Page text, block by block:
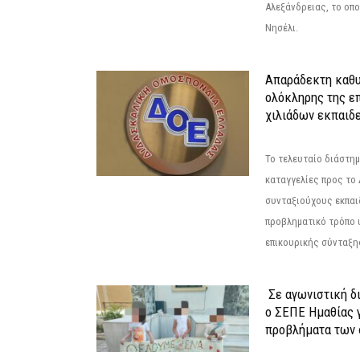
Αλεξάνδρειας, το
Νησέλι.
Απαράδεκτη
ολόκληρης της
χιλιάδων
Το τελευταίο
καταγγελίες προς
συνταξιούχους
προβληματικό τρόπο
επικουρικής
Σε αγωνιστική
ο ΣΕΠΕ Ημαθίας
προβλήματα των